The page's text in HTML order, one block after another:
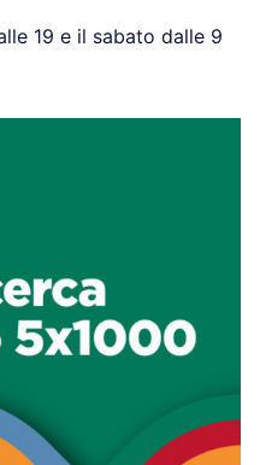
19 e il sabato dalle 9